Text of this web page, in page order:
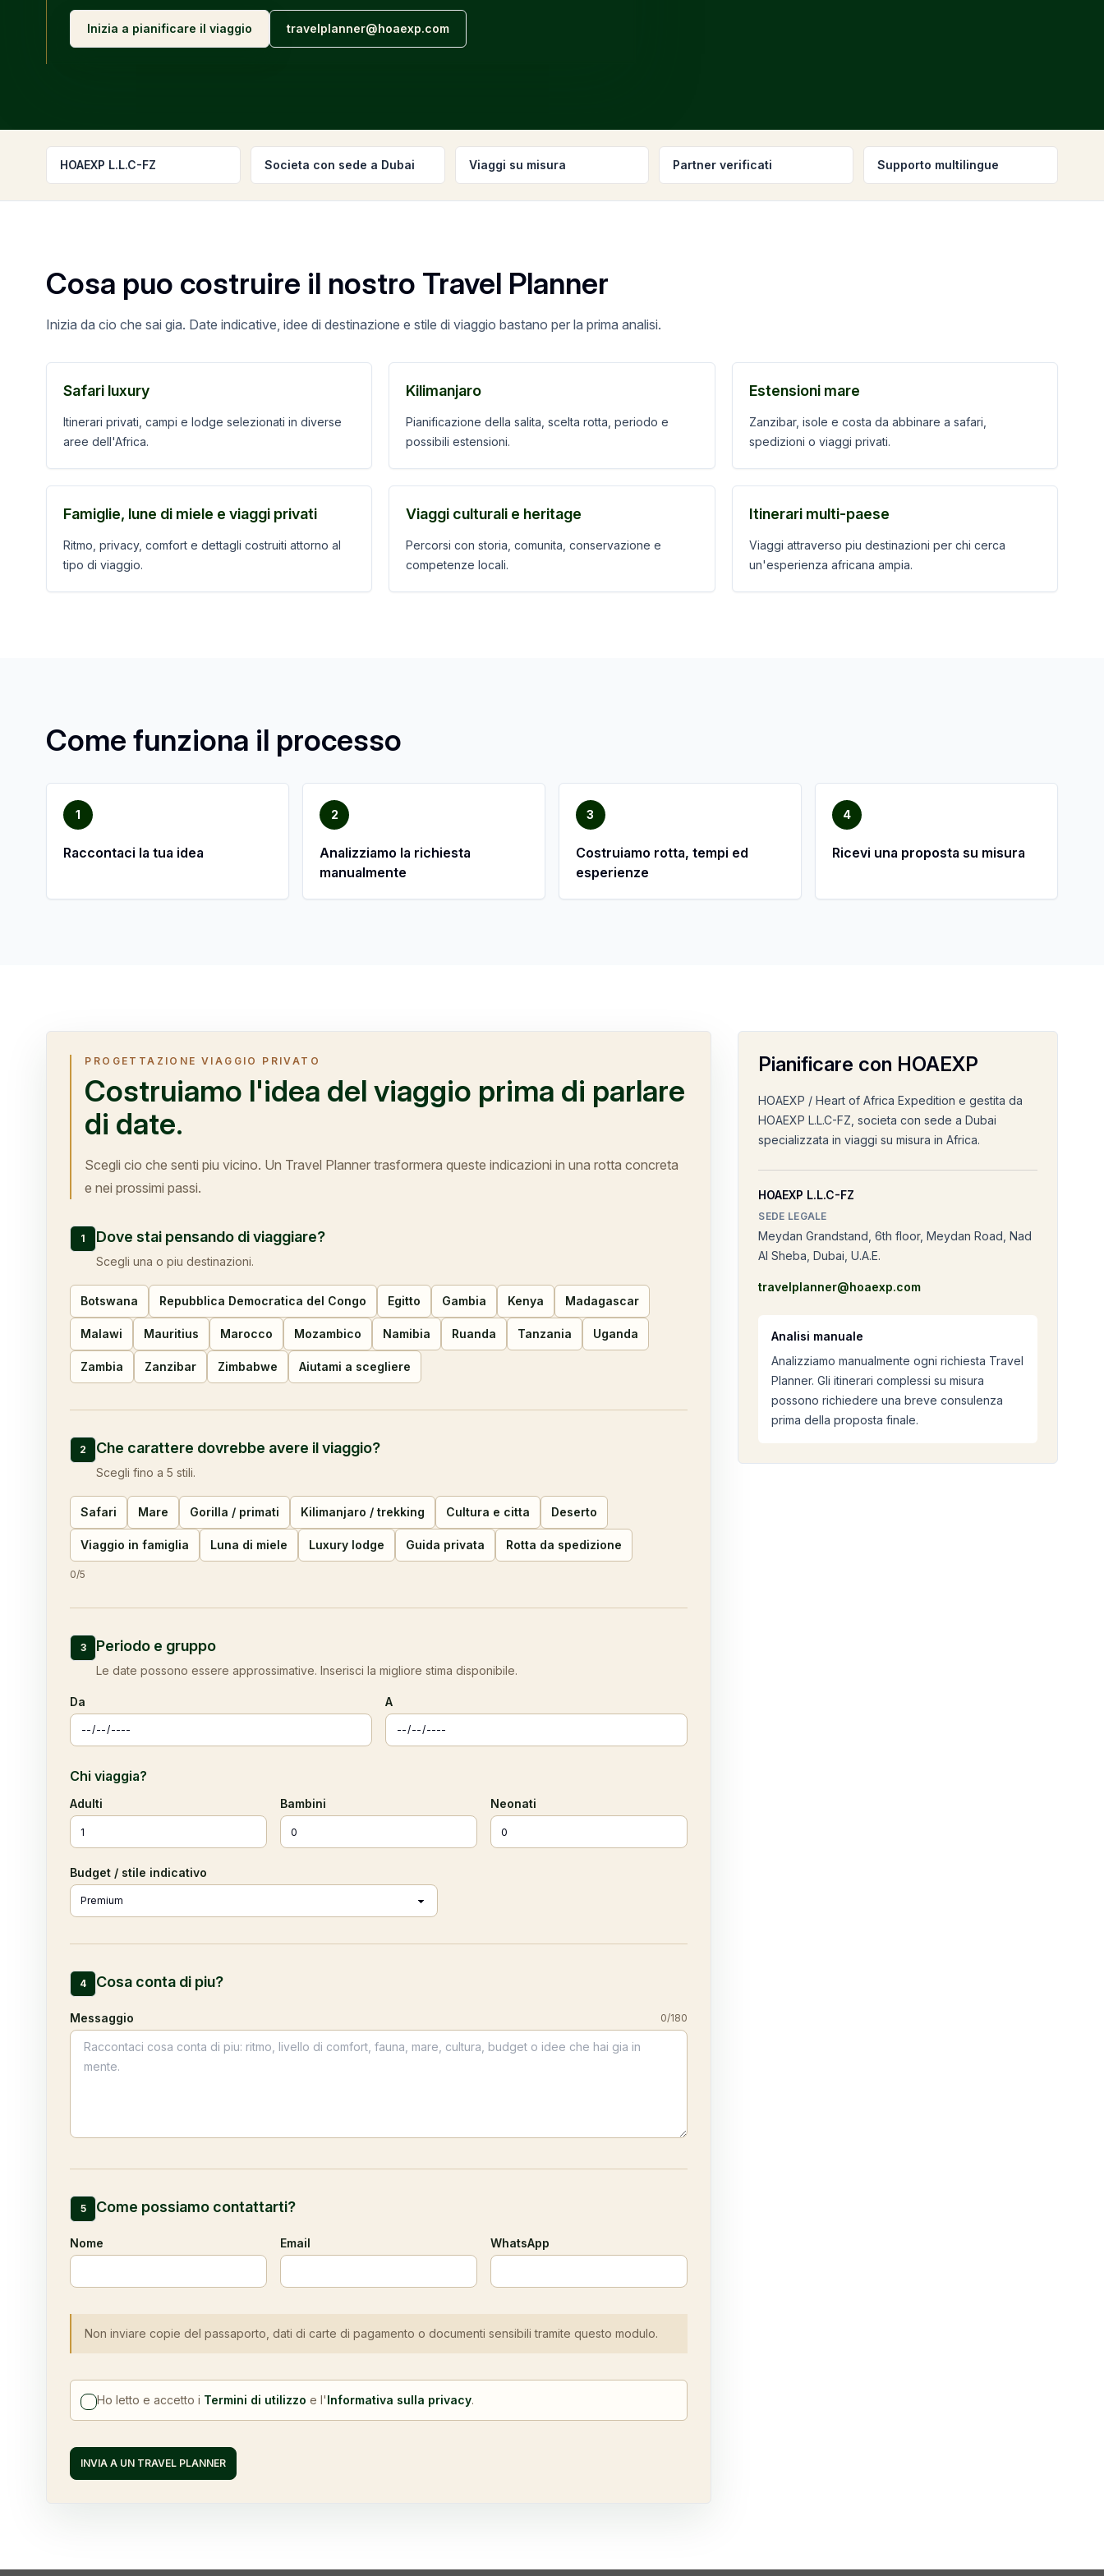
Inizia a pianificare il viaggio travelplanner@hoaexp.com
HOAEXP L.L.C-FZ Societa con sede a Dubai Viaggi su misura Partner verificati Supporto multilingue
Cosa puo costruire il nostro Travel Planner
Inizia da cio che sai gia. Date indicative, idee di destinazione e stile di viaggio bastano per la prima analisi.
Safari luxury
Itinerari privati, campi e lodge selezionati in diverse
aree dell'Africa.
Kilimanjaro
Pianificazione della salita, scelta rotta, periodo e
possibili estensioni.
Estensioni mare
Zanzibar, isole e costa da abbinare a safari,
spedizioni o viaggi privati.
Famiglie, lune di miele e viaggi privati
Ritmo, privacy, comfort e dettagli costruiti attorno al
tipo di viaggio.
Viaggi culturali e heritage
Percorsi con storia, comunita, conservazione e
competenze locali.
Itinerari multi-paese
Viaggi attraverso piu destinazioni per chi cerca
un'esperienza africana ampia.
Come funziona il processo
1
Raccontaci la tua idea
2
Analizziamo la richiesta
manualmente
3
Costruiamo rotta, tempi ed
esperienze
4
Ricevi una proposta su misura
PROGETTAZIONE VIAGGIO PRIVATO
Costruiamo l'idea del viaggio prima di parlare
di date.
Scegli cio che senti piu vicino. Un Travel Planner trasformera queste indicazioni in una rotta concreta
e nei prossimi passi.
1 Dove stai pensando di viaggiare?
Scegli una o piu destinazioni.
Botswana Repubblica Democratica del Congo Egitto Gambia Kenya Madagascar
Malawi Mauritius Marocco Mozambico Namibia Ruanda Tanzania Uganda
Zambia Zanzibar Zimbabwe Aiutami a scegliere
2 Che carattere dovrebbe avere il viaggio?
Scegli fino a 5 stili.
Safari Mare Gorilla / primati Kilimanjaro / trekking Cultura e citta Deserto
Viaggio in famiglia Luna di miele Luxury lodge Guida privata Rotta da spedizione
0/5
3 Periodo e gruppo
Le date possono essere approssimative. Inserisci la migliore stima disponibile.
Da A
Chi viaggia?
Adulti Bambini Neonati
Budget / stile indicativo
4 Cosa conta di piu?
Messaggio 0/180
5 Come possiamo contattarti?
Nome Email WhatsApp
Non inviare copie del passaporto, dati di carte di pagamento o documenti sensibili tramite questo modulo.
Ho letto e accetto i Termini di utilizzo e l'Informativa sulla privacy.
INVIA A UN TRAVEL PLANNER
Pianificare con HOAEXP
HOAEXP / Heart of Africa Expedition e gestita da
HOAEXP L.L.C-FZ, societa con sede a Dubai
specializzata in viaggi su misura in Africa.
HOAEXP L.L.C-FZ
SEDE LEGALE
Meydan Grandstand, 6th floor, Meydan Road, Nad
Al Sheba, Dubai, U.A.E.
travelplanner@hoaexp.com
Analisi manuale
Analizziamo manualmente ogni richiesta Travel
Planner. Gli itinerari complessi su misura
possono richiedere una breve consulenza
prima della proposta finale.